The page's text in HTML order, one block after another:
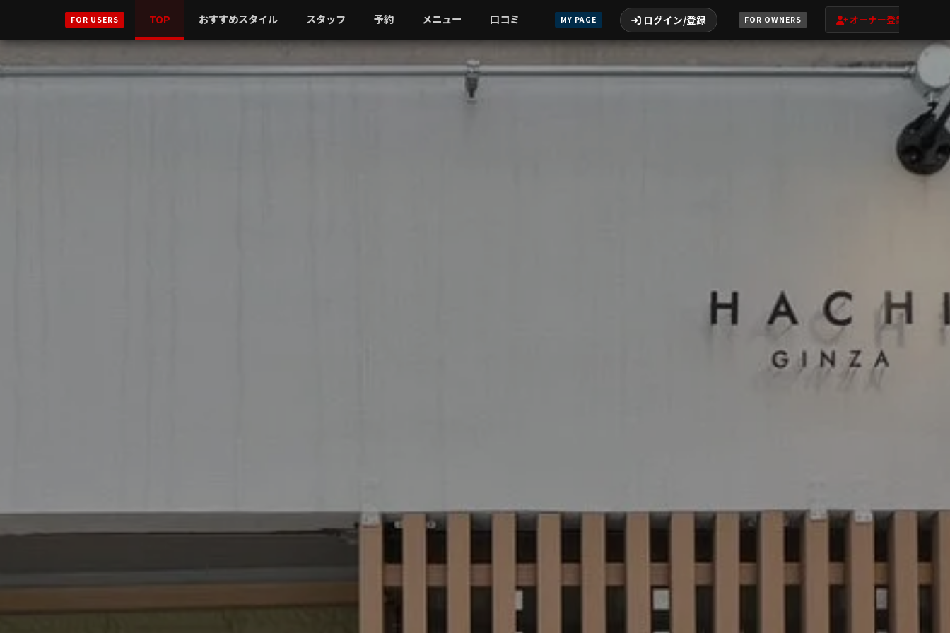
FOR USERS TOP おすすめスタイル スタッフ 予約 メニュー 口コミ MY PAGE ログイン/登録 FOR OWNERS オーナー登録